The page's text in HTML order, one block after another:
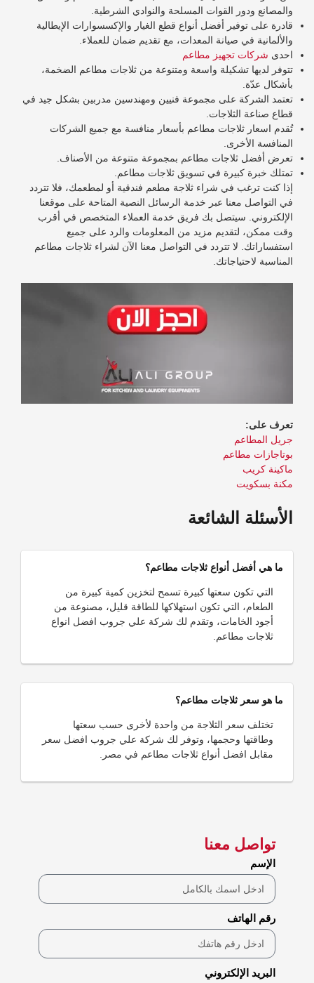
تواصل معنا
الإسم
رقم الهاتف
البريد الإلكتروني
والمصانع ودور القوات المسلحة والنوادي الشرطية.
قادرة على توفير أفضل أنواع قطع الغيار والإكسسوارات الإيطالية
والألمانية في صيانة المعدات، مع تقديم ضمان للعملاء.
احدى شركات تجهيز مطاعم
تتوفر لديها تشكيلة واسعة ومتنوعة من ثلاجات مطاعم الضخمة،
بأشكال عدّة.
تعتمد الشركة على مجموعة فنيين ومهندسين مدربين بشكل جيد في
قطاع صناعة الثلاجات.
تُقدم اسعار ثلاجات مطاعم بأسعار منافسة مع جميع الشركات
المنافسة الأخرى.
تعرض أفضل ثلاجات مطاعم بمجموعة متنوعة من الأصناف.
تمتلك خبرة كبيرة في تسويق ثلاجات مطاعم.
إذا كنت ترغب في شراء ثلاجة مطعم فندقية أو لمطعمك، فلا تتردد
في التواصل معنا عبر خدمة الرسائل النصية المتاحة على موقعنا
الإلكتروني. سيتصل بك فريق خدمة العملاء المتخصص في أقرب
وقت ممكن، لتقديم مزيد من المعلومات والرد على جميع
استفساراتك. لا تتردد في التواصل معنا الآن لشراء ثلاجات مطاعم
المناسبة لاحتياجاتك.
تعرف على:
جريل المطاعم
بوتاجازات مطاعم
ماكينة كريب
مكنة بسكويت
الأسئلة الشائعة
ما هي أفضل أنواع ثلاجات مطاعم؟
التي تكون سعتها كبيرة تسمح لتخزين كمية كبيرة من
الطعام، التي تكون استهلاكها للطاقة قليل، مصنوعة من
أجود الخامات، وتقدم لك شركة علي جروب افضل انواع
ثلاجات مطاعم.
ما هو سعر ثلاجات مطاعم؟
تختلف سعر الثلاجة من واحدة لأخرى حسب سعتها
وطاقتها وحجمها، وتوفر لك شركة علي جروب افضل سعر
مقابل افضل أنواع ثلاجات مطاعم في مصر.